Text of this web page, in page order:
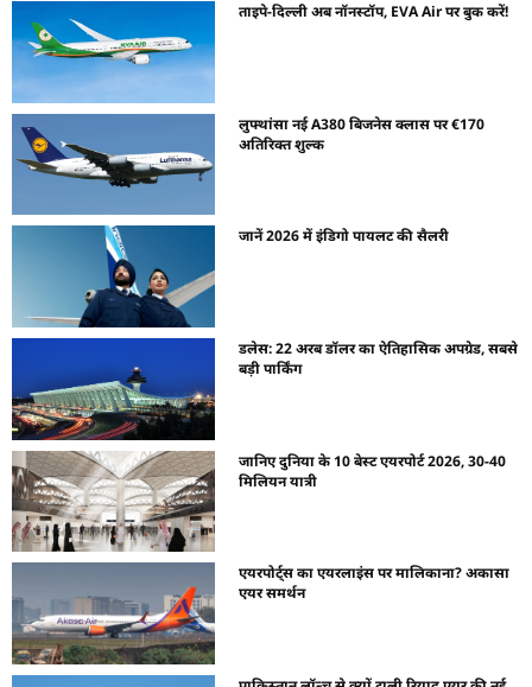
ताइपे-दिल्ली अब नॉनस्टॉप, EVA Air पर बुक करें!
लुफ्थांसा नई A380 बिजनेस क्लास पर €170
अतिरिक्त शुल्क
जानें 2026 में इंडिगो पायलट की सैलरी
डलेस: 22 अरब डॉलर का ऐतिहासिक अपग्रेड, सबसे
बड़ी पार्किंग
जानिए दुनिया के 10 बेस्ट एयरपोर्ट 2026, 30-40
मिलियन यात्री
एयरपोर्ट्स का एयरलाइंस पर मालिकाना? अकासा
एयर समर्थन